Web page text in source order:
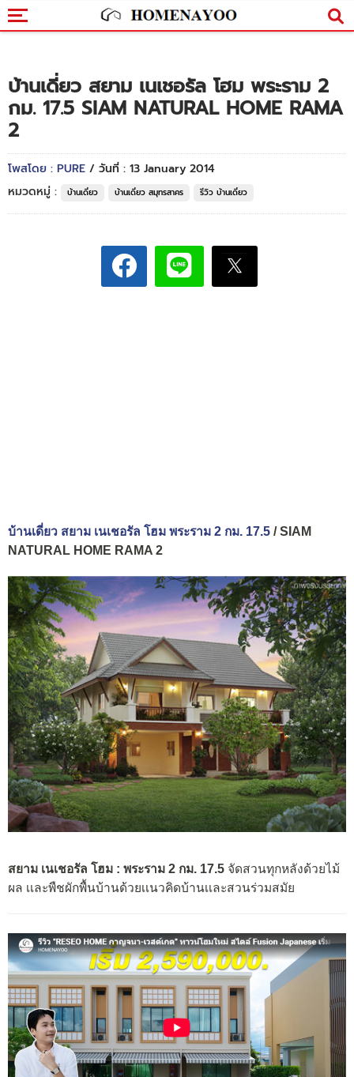
บ้านเดี่ยว สยาม เนเชอรัล โฮม พระราม 2
กม. 17.5 SIAM NATURAL HOME RAMA
2
โพสโดย : PURE / วันที่ : 13 January 2014
หมวดหมู่ :
บ้านเดี่ยว บ้านเดี่ยว สมุทรสาคร รีวิว บ้านเดี่ยว
บ้านเดี่ยว สยาม เนเชอรัล โฮม พระราม 2 กม. 17.5 / SIAM
NATURAL HOME RAMA 2
สยาม เนเชอรัล โฮม : พระราม 2 กม. 17.5 จัดสวนทุกหลังด้วยไม้
ผล เเละพืชผักพื้นบ้านด้วยเเนวคิดบ้านเเละสวนร่วมสมัย